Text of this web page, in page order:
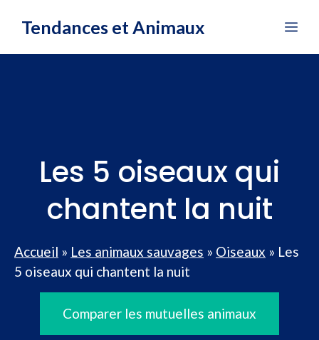
Tendances et Animaux
Les 5 oiseaux qui
chantent la nuit
Accueil » Les animaux sauvages » Oiseaux » Les
5 oiseaux qui chantent la nuit
Comparer les mutuelles animaux